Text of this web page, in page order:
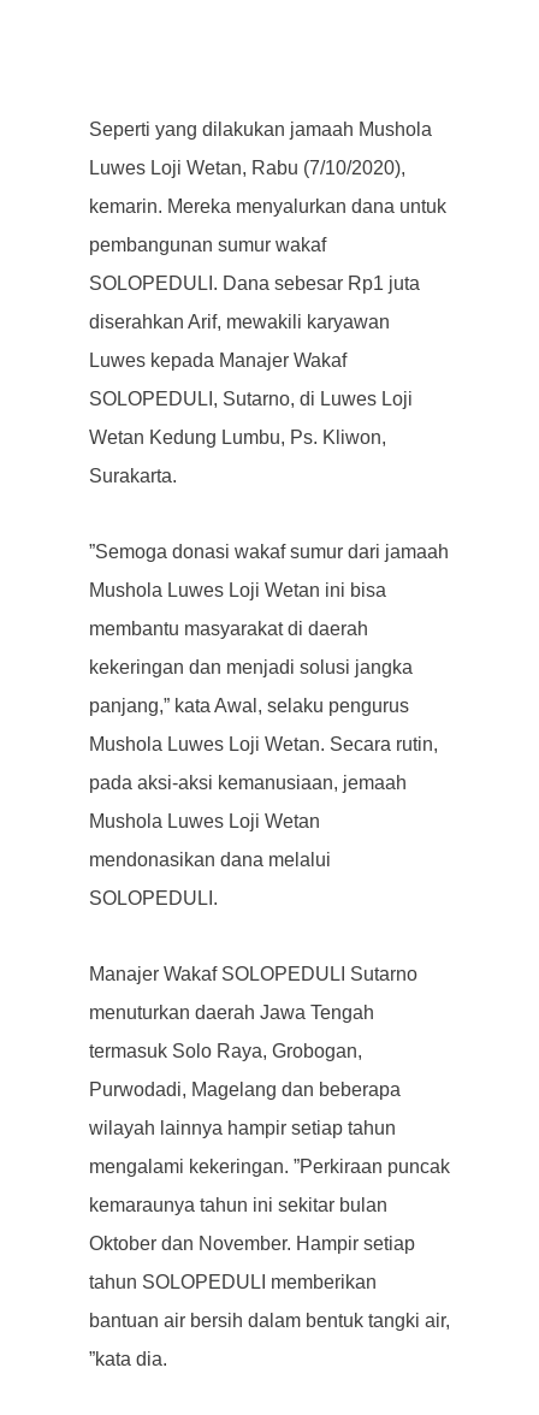
Seperti yang dilakukan jamaah Mushola
Luwes Loji Wetan, Rabu (7/10/2020),
kemarin. Mereka menyalurkan dana untuk
pembangunan sumur wakaf
SOLOPEDULI. Dana sebesar Rp1 juta
diserahkan Arif, mewakili karyawan
Luwes kepada Manajer Wakaf
SOLOPEDULI, Sutarno, di Luwes Loji
Wetan Kedung Lumbu, Ps. Kliwon,
Surakarta.
”Semoga donasi wakaf sumur dari jamaah
Mushola Luwes Loji Wetan ini bisa
membantu masyarakat di daerah
kekeringan dan menjadi solusi jangka
panjang,” kata Awal, selaku pengurus
Mushola Luwes Loji Wetan. Secara rutin,
pada aksi-aksi kemanusiaan, jemaah
Mushola Luwes Loji Wetan
mendonasikan dana melalui
SOLOPEDULI.
Manajer Wakaf SOLOPEDULI Sutarno
menuturkan daerah Jawa Tengah
termasuk Solo Raya, Grobogan,
Purwodadi, Magelang dan beberapa
wilayah lainnya hampir setiap tahun
mengalami kekeringan. ”Perkiraan puncak
kemaraunya tahun ini sekitar bulan
Oktober dan November. Hampir setiap
tahun SOLOPEDULI memberikan
bantuan air bersih dalam bentuk tangki air,
”kata dia.